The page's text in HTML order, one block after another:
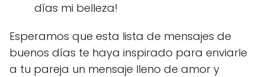
días mi belleza!
Esperamos que esta lista de mensajes de
buenos días te haya inspirado para enviarle
a tu pareja un mensaje lleno de amor y